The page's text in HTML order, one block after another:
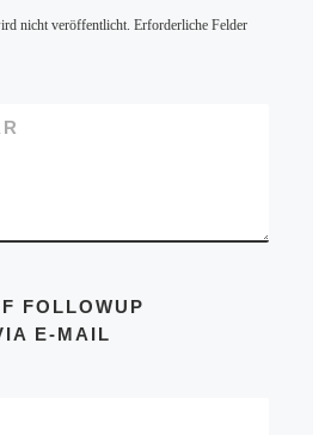
nicht veröffentlicht. Erforderliche Felder
FOLLOWUP
E-MAIL